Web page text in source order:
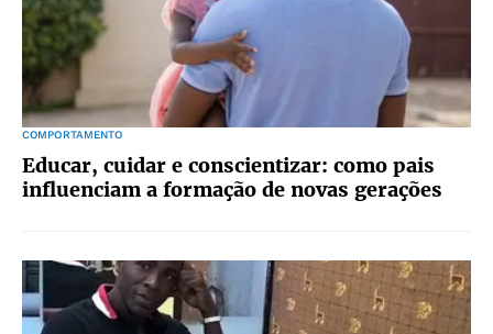
COMPORTAMENTO
Educar, cuidar e conscientizar: como pais
influenciam a formação de novas gerações